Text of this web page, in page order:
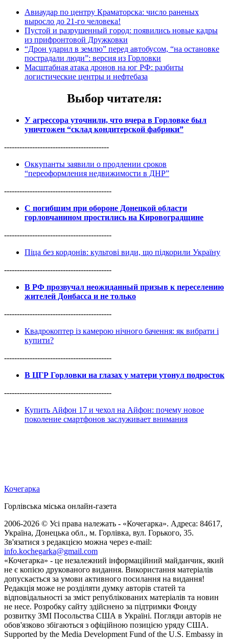
Авиаудар по центру Краматорска: число раненых
выросло до 21-го человека!
Пустой и разрушенный город: появились новые кадры
из прифронтовой Дружковки
“Дрон ударил в землю” перед автобусом, “на остановке
пострадали люди”: версия из Горловки
Масштабная атака дронов на юг РФ: разбиты
логистические центры и нефтебаза
Выбор читателя:
У агрессора уточнили, что вчера в Горловке был
уничтожен “склад кондитерской фабрики”
-----------------------------------------
Оккупанты заявили о продлении сроков
“переоформления недвижимости в ДНР”
------------------------------------------
С погибшим при обороне Донецкой области
горловчанином простились на Кировоградщине
------------------------------------------
Піца без кордонів: культові види, що підкорили Україну
------------------------------------------
В РФ прозвучал неожиданный призыв к переселению
жителей Донбасса и не только
------------------------------------------
Квадрокоптер із камерою нічного бачення: як вибрати і
купити?
------------------------------------------
В ЦГР Горловки на глазах у матери утонул подросток
------------------------------------------
Купить Айфон 17 и чехол на Айфон: почему новое
поколение смартфонов заслуживает внимания
Кочегарка
Горлівська міська онлайн-газета
2006-2026 © Усі права належать - «Кочегарка». Адреса: 84617,
Україна, Донецька обл., м. Горлівка, вул. Горького, 35.
Зв'язатися з редакцією можна через e-mail:
info.kochegarka@gmail.com
«Кочегарка» - це незалежний інформаційний майданчик, який
не є копією друкованого видання. Використання матеріалів
допускається за умови активного посилання на видання!
Редакція може не розділяти думку авторів статей та
відповідальності за зміст републікованих матеріалів та новин
не несе. Розробку сайту здійснено за підтримки Фонду
розвитку ЗМІ Посольства США в Україні. Погляди авторів не
обов'язково збігаються з офіційною позицією уряду США.
Supported by the Media Development Fund of the U.S. Embassy in